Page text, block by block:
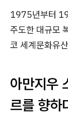
1975년부터
주도한 대규모
코 세계문화유
아만지우
르를 향하